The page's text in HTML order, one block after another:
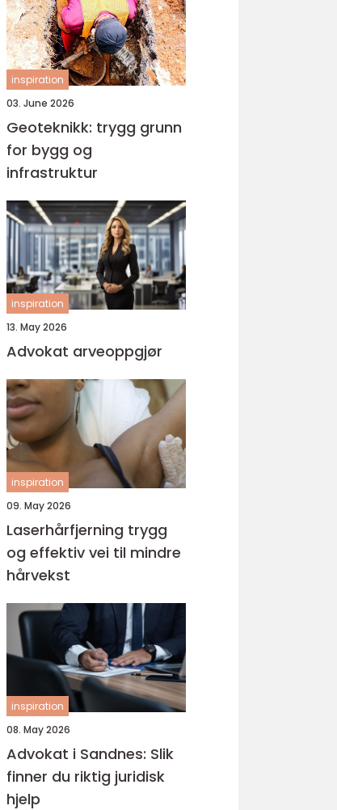
inspiration
03. June 2026
Geoteknikk: trygg grunn
for bygg og
infrastruktur
inspiration
13. May 2026
Advokat arveoppgjør
inspiration
09. May 2026
Laserhårfjerning trygg
og effektiv vei til mindre
hårvekst
inspiration
08. May 2026
Advokat i Sandnes: Slik
finner du riktig juridisk
hjelp